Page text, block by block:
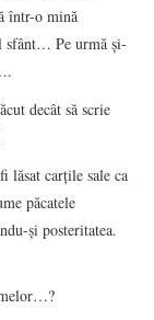
într-o mină
sfânt… Pe urmă şi-
decât să scrie
lăsat carţile sale ca
păcatele
şi posteritatea.